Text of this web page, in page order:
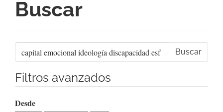
Buscar
Buscar
artículos
Filtros avanzados
Desde